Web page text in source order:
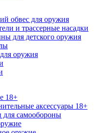
обвес для оружия
и трассерные насадки
для детского оружия
оружия
18+
аксессуары 18+
для самообороны